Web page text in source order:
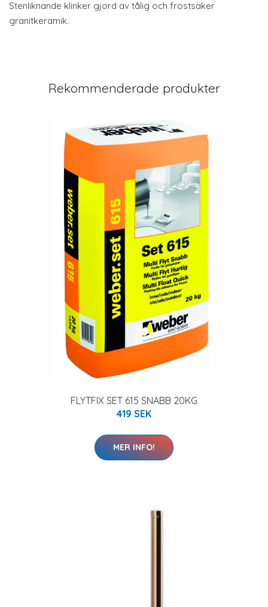
Stenliknande klinker gjord av tålig och frostsäker
granitkeramik.
Rekommenderade produkter
FLYTFIX SET 615 SNABB 20KG
419 SEK
MER INFO!